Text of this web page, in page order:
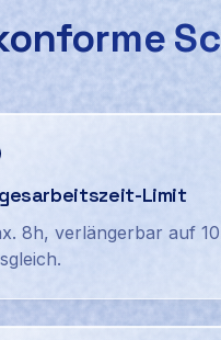
Limit
8h, verlängerbar auf